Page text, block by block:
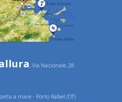
, Via Nazionale, 28
a mare - Porto Rafael (OT)